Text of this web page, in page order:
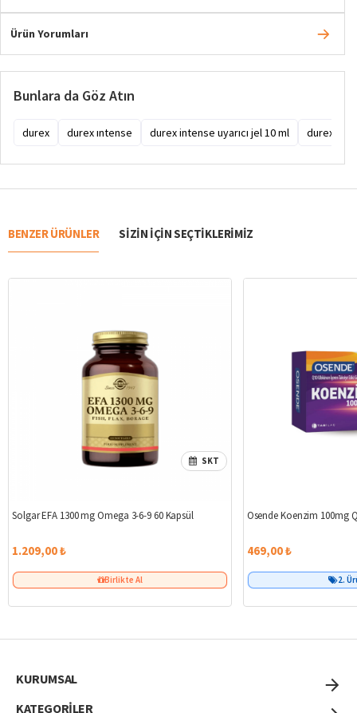
Ürün Yorumları
Bunlara da Göz Atın
durex durex ıntense durex intense uyarıcı jel 10 ml durex
BENZER ÜRÜNLER SIZIN IÇIN SEÇTIKLERIMIZ
SKT
Solgar EFA 1300 mg Omega 3-6-9 60 Kapsül
1.209,00 ₺
Birlikte Al
Osende Koenzim 100mg
469,00 ₺
2.
KURUMSAL
KATEGORİLER